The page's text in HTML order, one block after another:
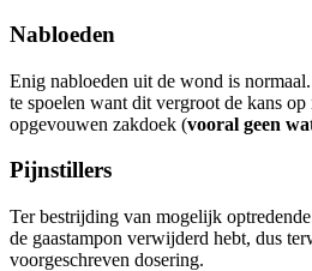
Nabloeden
Enig nabloeden uit de wond is
te spoelen want dit vergroot de kans
opgevouwen zakdoek (vooral geen
Pijnstillers
Ter bestrijding van mogelijk
de gaastampon verwijderd hebt, dus
voorgeschreven dosering.